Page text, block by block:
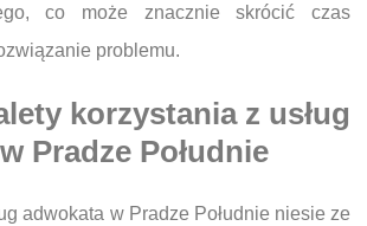
co może znacznie skrócić czas
problemu.
korzystania z usług
Pradze Południe
adwokata w Pradze Południe niesie ze